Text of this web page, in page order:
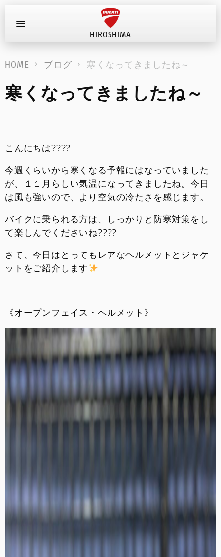
HIROSHIMA
お問い合わせ
新車
在庫車
ストア情報
ブログ
イベント
お問い合わせ
採用情報
HOME ブログ 寒くなってきましたね～
寒くなってきましたね～
こんにちは????
今週くらいから寒くなる予報にはなっていました
が、１１月らしい気温になってきましたね。今日
は風も強いので、より空気の冷たさを感じます。
バイクに乗られる方は、しっかりと防寒対策をし
て楽しんでくださいね????
さて、今日はとってもレアなヘルメットとジャケ
ットをご紹介します
《オープンフェイス・ヘルメット》